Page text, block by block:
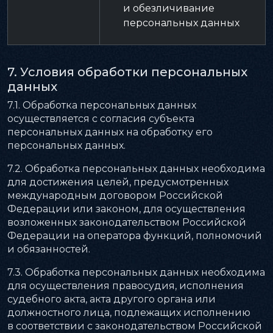
и обезличивание
персональных данных
7. Условия обработки персональных
данных
7.1. Обработка персональных данных
осуществляется с согласия субъекта
персональных данных на обработку его
персональных данных.
7.2. Обработка персональных данных необходима
для достижения целей, предусмотренных
международным договором Российской
Федерации или законом, для осуществления
возложенных законодательством Российской
Федерации на оператора функций, полномочий
и обязанностей.
7.3. Обработка персональных данных необходима
для осуществления правосудия, исполнения
судебного акта, акта другого органа или
должностного лица, подлежащих исполнению
в соответствии с законодательством Российской